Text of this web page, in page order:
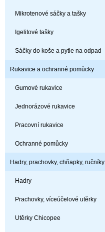
Mikrotenové sáčky a tašky
Igelitové tašky
Sáčky do koše a pytle na odpad
Rukavice a ochranné pomůcky
Gumové rukavice
Jednorázové rukavice
Pracovní rukavice
Ochranné pomůcky
Hadry, prachovky, chňapky, ručníky
Hadry
Prachovky, víceúčelové utěrky
Utěrky Chicopee